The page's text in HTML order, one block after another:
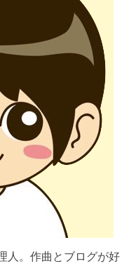
人。作曲とブログが好